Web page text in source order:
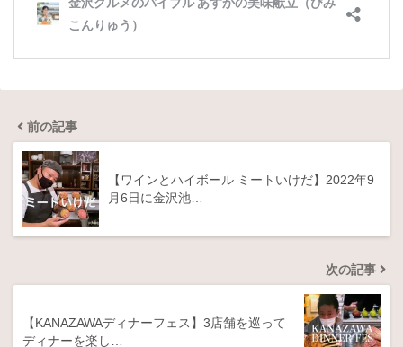
前の記事
【ワインとハイボール ミートいけだ】2022年9
月6日に金沢池…
次の記事
【KANAZAWAディナーフェス】3店舗を巡って
ディナーを楽し…